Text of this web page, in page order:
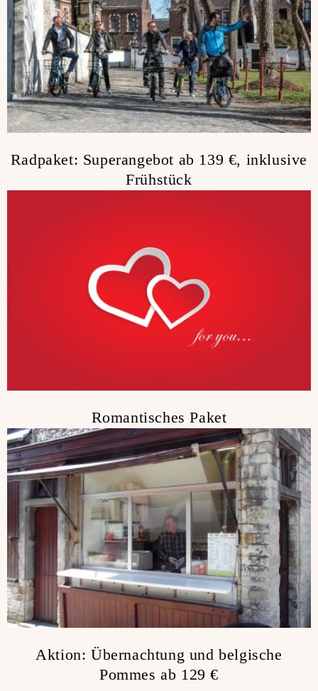
Radpaket: Superangebot ab 139 €, inklusive
Frühstück
Romantisches Paket
Aktion: Übernachtung und belgische
Pommes ab 129 €